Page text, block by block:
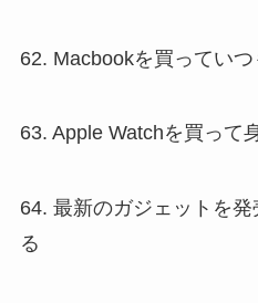
62. Macbookを買っていつ
63. Apple Watchを買って
64. 最新のガジェットを
る